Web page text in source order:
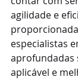
agilidade e
especialistas
aprofundadas
aplicável e